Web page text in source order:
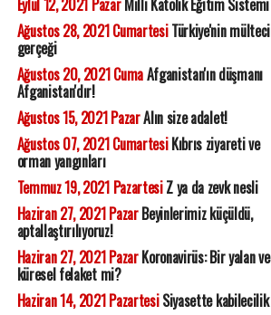
Eylül 12, 2021 PazarMilli Katolik Eğitim Sistemi
Ağustos 28, 2021 CumartesiTürkiye'nin mülteci
gerçeği
Ağustos 20, 2021 CumaAfganistan'ın düşmanı
Afganistan'dır!
Ağustos 15, 2021 PazarAlın size adalet!
Ağustos 07, 2021 CumartesiKıbrıs ziyareti ve
orman yangınları
Temmuz 19, 2021 PazartesiZ ya da zevk nesli
Haziran 27, 2021 PazarBeyinlerimiz küçüldü,
aptallaştırılıyoruz!
Haziran 27, 2021 PazarKoronavirüs: Bir yalan ve
küresel felaket mi?
Haziran 14, 2021 PazartesiSiyasette kabilecilik